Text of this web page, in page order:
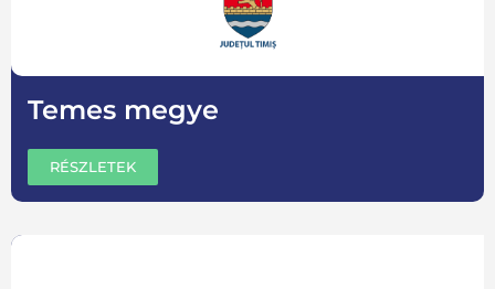
Temes megye
RÉSZLETEK